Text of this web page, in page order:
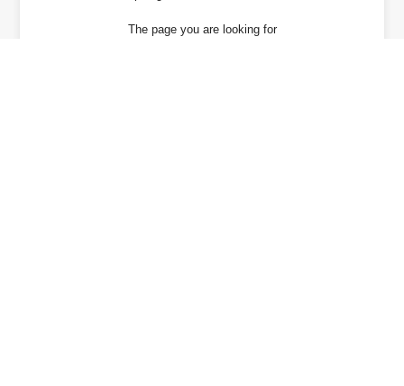
The page you are looking for